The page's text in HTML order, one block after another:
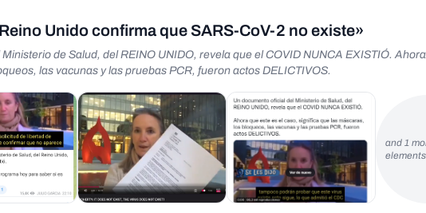
Unido confirma que SARS-CoV-2 no existe»
las vacunas y las pruebas PCR, fueron actos DELICTIVOS.
and 1